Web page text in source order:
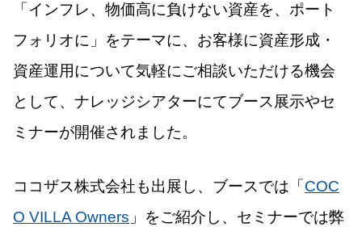
「インフレ、物価高に負けない資産を、ポート
フォリオに」をテーマに、お客様に資産形成・
資産運用について気軽にご相談いただける機会
として、ナレッジシアターにてブース展示やセ
ミナーが開催されました。
ココザス株式会社も出展し、ブースでは「 COC
O VILLA Owners 」をご紹介し、セミナーでは弊